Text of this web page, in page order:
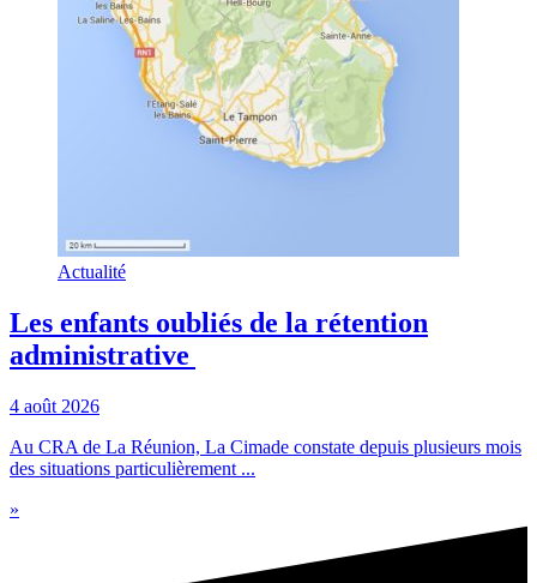
Actualité
Les enfants oubliés de la rétention
administrative
4 août 2026
Au CRA de La Réunion, La Cimade constate depuis plusieurs mois
des situations particulièrement ...
»